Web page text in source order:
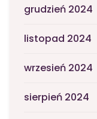
grudzień 2024
listopad 2024
wrzesień 2024
sierpień 2024